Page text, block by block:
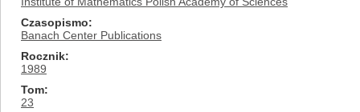
Czasopismo
Banach Center Publications
Rocznik
1989
Tom
23